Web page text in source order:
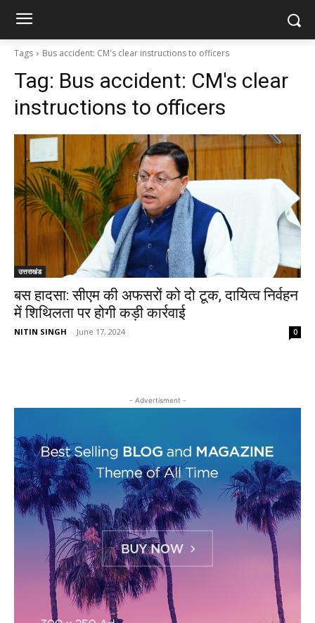
Tags Bus accident: CM's clear instructions to officers
Tag: Bus accident: CM's clear
instructions to officers
उत्तराखंड
बस हादसा: सीएम की अफसरों को दो टूक, दायित्व निर्वहन
में शिथिलता पर होगी कड़ी कार्रवाई
NITIN SINGH - June 17, 2024 0
- Advertisment -